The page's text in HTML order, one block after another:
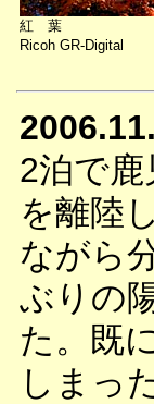
紅 葉
Ricoh GR-Digital
2泊で
を離陸
ながら
ぶりの
た。既
しまっ